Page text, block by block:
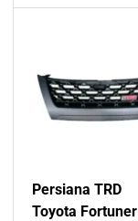
Persiana TRD
Toyota Fortuner